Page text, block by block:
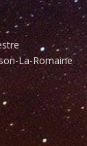
La-Romaine